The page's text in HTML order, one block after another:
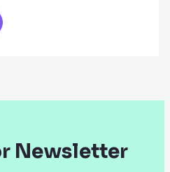
Newsletter